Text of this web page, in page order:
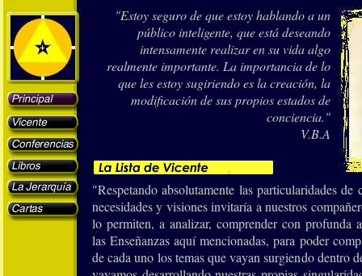
"Estoy seguro de que estoy hablando a un
público inteligente, que está deseando
intensamente realizar en su vida algo
realmente importante. La importancia de lo
que les estoy sugiriendo es la creación, la
modificación de sus propios estados de
conciencia."
V.B.A
"Respetando absolutamente las particularidades
necesidades y visiones invitaría a nuestros
lo permiten, a analizar, comprender con profunda
las Enseñanzas aquí mencionadas, para poder
de cada uno los temas que vayan surgiendo dentro